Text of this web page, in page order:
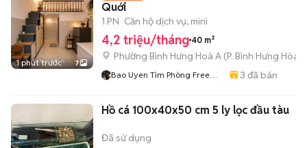
1 phút trước 7
Quới
1 PN Căn hộ dịch vụ, mini
4,2 triệu/tháng 40 m²
Phường Bình Hưng Hoà A (P. Bình Hưng Hòa
Bao Uyen Tìm Phòng Free
3 đã bán
Hồ cá 100x40x50 cm 5 ly lọc đầu tàu
Đã sử dụng